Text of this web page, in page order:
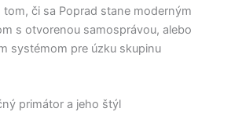
či sa Poprad stane moderným
s otvorenou samosprávou, alebo
systémom pre úzku skupinu
primátor a jeho štýl